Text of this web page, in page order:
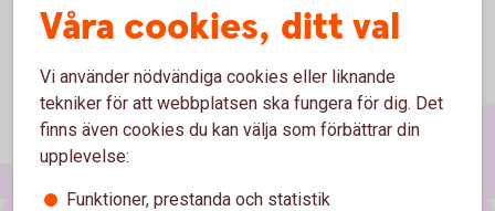
Våra cookies, ditt val
Vi använder nödvändiga cookies eller liknande
tekniker för att webbplatsen ska fungera för dig. Det
finns även cookies du kan välja som förbättrar din
upplevelse:
Funktioner, prestanda och statistik